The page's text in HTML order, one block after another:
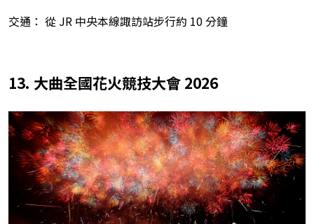
交通： 從 JR 中央本線諏訪站步行約 10 分鐘
13. 大曲全國花火競技大會 2026